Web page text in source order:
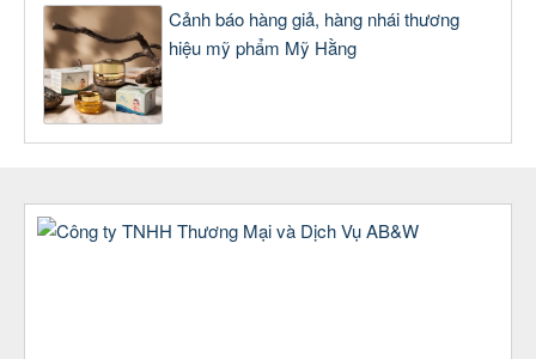
Cảnh báo hàng giả, hàng nhái thương
hiệu mỹ phẩm Mỹ Hằng